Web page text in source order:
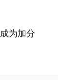
为加分